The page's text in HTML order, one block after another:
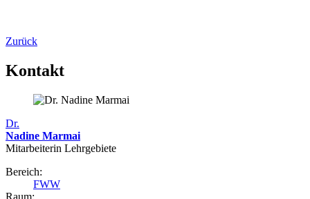
Zurück
Kontakt
Dr.
Nadine Marmai
Mitarbeiterin Lehrgebiete
Bereich:
FWW
Raum: